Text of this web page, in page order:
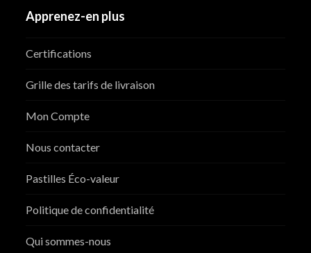
Apprenez-en plus
Certifications
Grille des tarifs de livraison
Mon Compte
Nous contacter
Pastilles Éco-valeur
Politique de confidentialité
Qui sommes-nous